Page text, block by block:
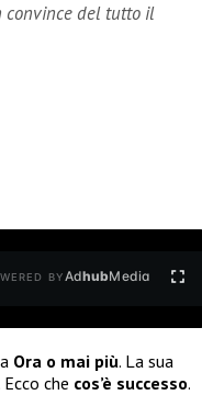
convince del tutto il
BYAdhubMedia
Ora o mai più. La sua
che cos’è successo.